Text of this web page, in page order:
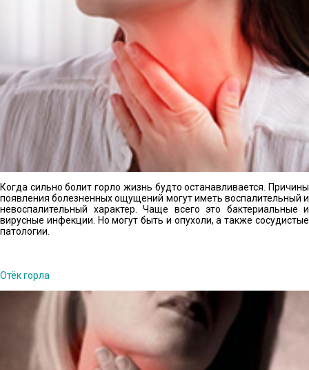
Когда сильно болит горло жизнь будто останавливается. Причины
появления болезненных ощущений могут иметь воспалительный и
невоспалительный характер. Чаще всего это бактериальные и
вирусные инфекции. Но могут быть и опухоли, а также сосудистые
патологии.
Отёк горла